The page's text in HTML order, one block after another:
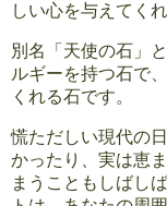
しい心を与えてく
別名「天使の石」
ルギーを持つ石で
くれる石です。
慌ただしい現代の
かったり、実は恵
まうこともしばし